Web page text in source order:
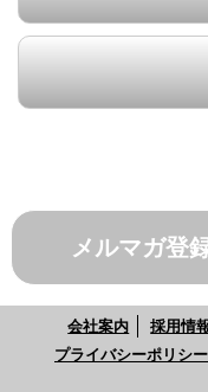
メルマガ登
会社案内 採用情
プライバシーポリシ